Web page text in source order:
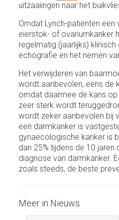
uitzaaiingen naar het
Omdat Lynch-patiënten
eierstok- of ovariumkanker
regelmatig (jaarlijks)
echografie en het nemen
Het verwijderen van
wordt aanbevolen, eens de
omdat daarmee de kans
zeer sterk wordt
wordt zeker aanbevolen bij
een darmkanker is
gynaecologische kanker is
dan 25% tijdens de 10 jaren
diagnose van darmkanker.
zoals steeds, de beste
Meer in Nieuws